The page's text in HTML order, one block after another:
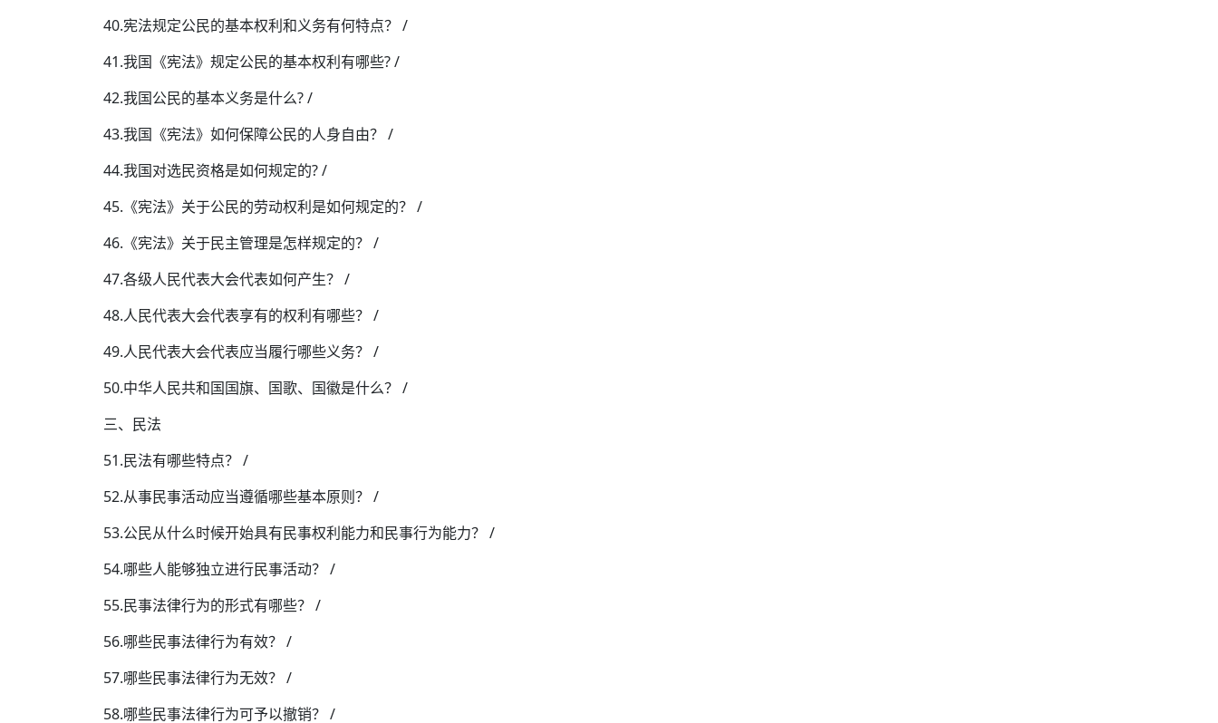
40.宪法规定公民的基本权利和义务有何特点？ /
41.我国《宪法》规定公民的基本权利有哪些? /
42.我国公民的基本义务是什么? /
43.我国《宪法》如何保障公民的人身自由？ /
44.我国对选民资格是如何规定的? /
45.《宪法》关于公民的劳动权利是如何规定的？ /
46.《宪法》关于民主管理是怎样规定的？ /
47.各级人民代表大会代表如何产生？ /
48.人民代表大会代表享有的权利有哪些？ /
49.人民代表大会代表应当履行哪些义务？ /
50.中华人民共和国国旗、国歌、国徽是什么？ /
三、民法
51.民法有哪些特点？ /
52.从事民事活动应当遵循哪些基本原则？ /
53.公民从什么时候开始具有民事权利能力和民事行为能力？ /
54.哪些人能够独立进行民事活动？ /
55.民事法律行为的形式有哪些？ /
56.哪些民事法律行为有效？ /
57.哪些民事法律行为无效？ /
58.哪些民事法律行为可予以撤销？ /